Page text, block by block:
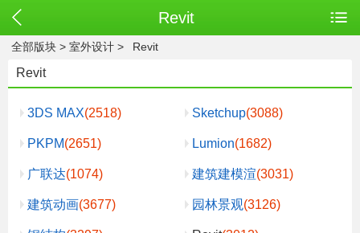
Revit
全部版块 > 室外设计 > Revit
Revit
3DS MAX(2518) Sketchup(3088)
PKPM(2651) Lumion(1682)
广联达(1074) 建筑建模渲(3031)
建筑动画(3677) 园林景观(3126)